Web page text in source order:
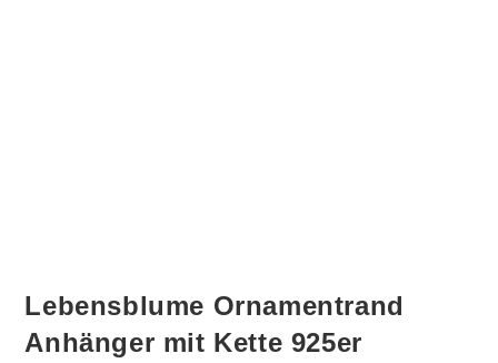
Lebensblume Ornamentrand
Anhänger mit Kette 925er